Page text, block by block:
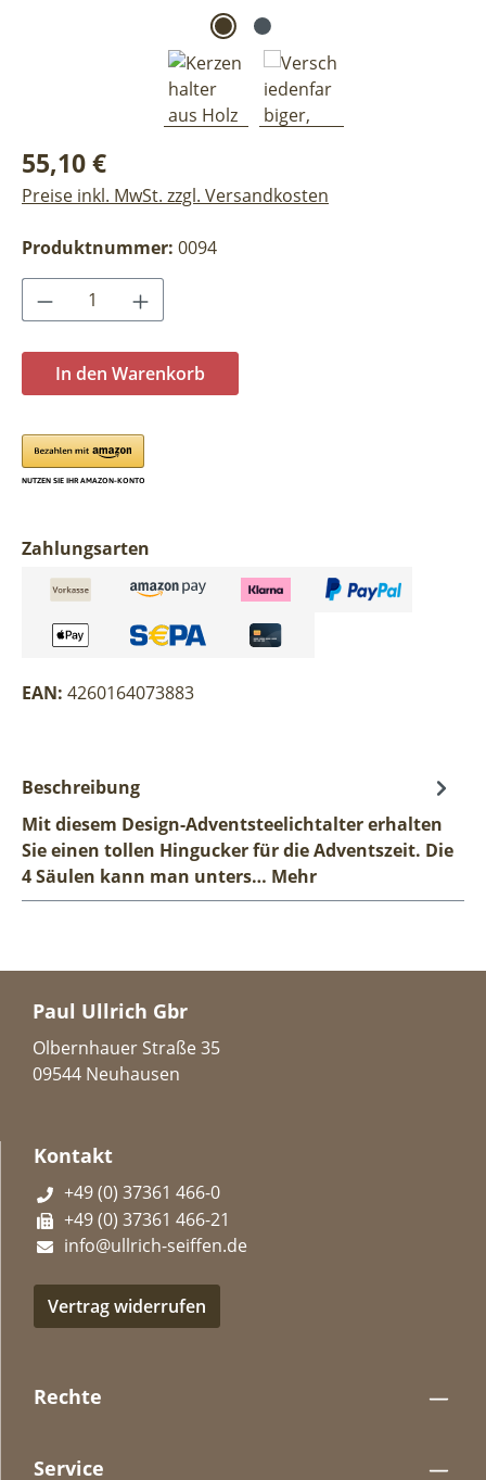
Regulärer Preis:
55,10 €
Preise inkl. MwSt. zzgl. Versandkosten
Produktnummer: 0094
Produkt Anzahl: Gib den gewünschten
In den Warenkorb
Zahlungsarten
EAN: 4260164073883
Beschreibung
Mit diesem Design-Adventsteelichtalter erhalten
Sie einen tollen Hingucker für die Adventszeit. Die
4 Säulen kann man unters… Mehr
Paul Ullrich Gbr
Olbernhauer Straße 35
09544 Neuhausen
Kontakt
+49 (0) 37361 466-0
+49 (0) 37361 466-21
info@ullrich-seiffen.de
Vertrag widerrufen
Rechte
Service